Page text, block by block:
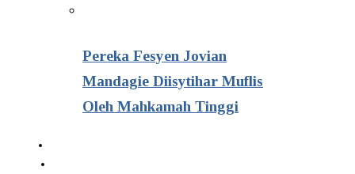
Pereka Fesyen Jovian
Mandagie Diisytihar Muflis
Oleh Mahkamah Tinggi